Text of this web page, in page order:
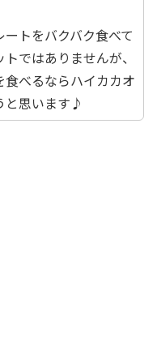
トをバクバク食べて
ではありませんが、
べるならハイカカオ
と思います♪